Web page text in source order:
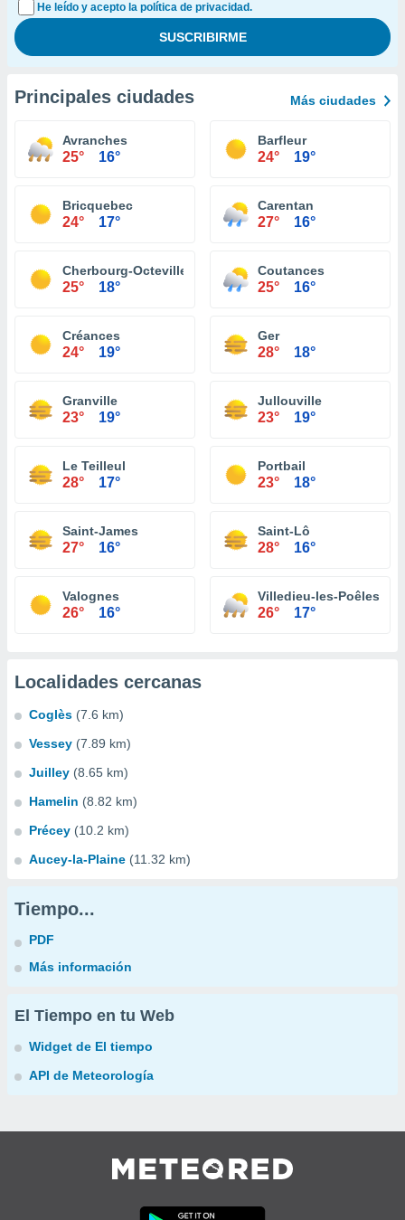
He leído y acepto la política de privacidad.
Principales ciudades Más ciudades
Avranches
25° 16°
Barfleur
24° 19°
Bricquebec
24° 17°
Carentan
27° 16°
Cherbourg-Octeville
25° 18°
Coutances
25° 16°
Créances
24° 19°
Ger
28° 18°
Granville
23° 19°
Jullouville
23° 19°
Le Teilleul
28° 17°
Portbail
23° 18°
Saint-James
27° 16°
Saint-Lô
28° 16°
Valognes
26° 16°
Villedieu-les-Poêles
26° 17°
Localidades cercanas
Coglès (7.6 km)
Vessey (7.89 km)
Juilley (8.65 km)
Hamelin (8.82 km)
Précey (10.2 km)
Aucey-la-Plaine (11.32 km)
Tiempo...
PDF
Más información
El Tiempo en tu Web
Widget de El tiempo
API de Meteorología